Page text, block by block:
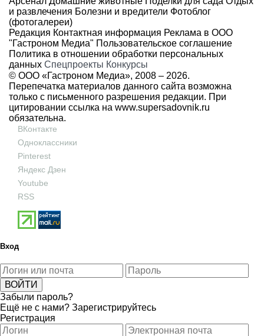
и развлечения Болезни и вредители Фотоблог
(фотогалереи)
Редакция Контактная информация Реклама в ООО
"Гастроном Медиа" Пользовательское соглашение
Политика в отношении обработки персональных
данных Спецпроекты Конкурсы
© ООО «Гастроном Медиа», 2008 – 2026.
Перепечатка материалов данного сайта возможна
только с письменного разрешения редакции. При
цитировании ссылка на www.supersadovnik.ru
обязательна.
ВКонтакте
Одноклассники
Pinterest
Яндекс Дзен
Youtube
RSS
Вход
Забыли пароль?
Ещё не с нами? Зарегистрируйтесь
Регистрация